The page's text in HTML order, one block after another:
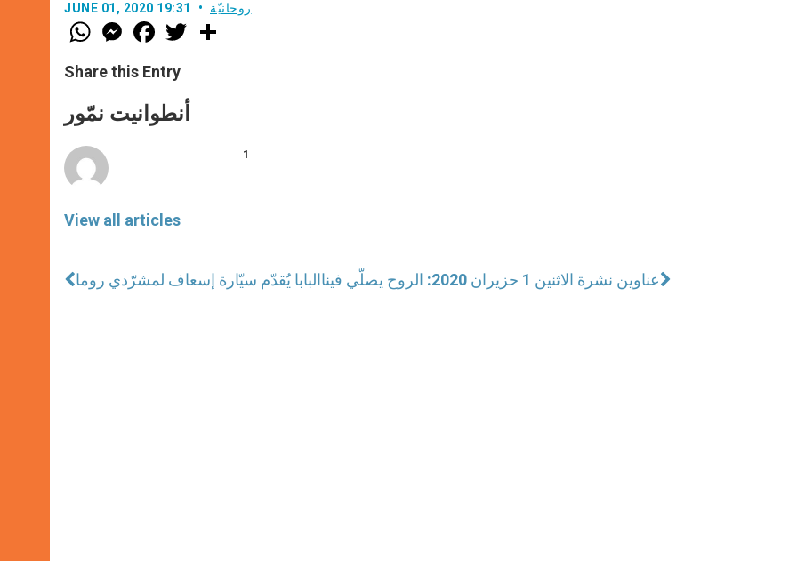
JUNE 01, 2020 19:31 روحانيّة
W
h
t
s
p
p
M
e
s
e
g
e
F
a
e
b
o
k
w
Share this Entry
أنطوانيت نمّور
View all articles
1
البابا يُقدّم سيّارة إسعاف لمشرّدي روما عناوين نشرة الاثنين 1 حزيران 2020: الروح يصلّي فينا